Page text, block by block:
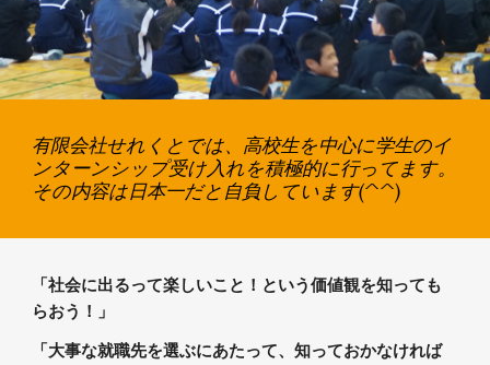
有限会社せれくとでは、高校生を中心に学生のイ
ンターンシップ受け入れを積極的に行ってます。
その内容は日本一だと自負しています(^^)
「社会に出るって楽しいこと！という価値観を知っても
らおう！」
「大事な就職先を選ぶにあたって、知っておかなければ